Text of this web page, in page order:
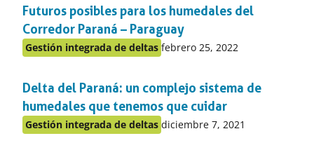
el
apartado
Futuros posibles para los humedales del
Corredor Paraná – Paraguay
Publicado
el
apartado
Gestión integrada de deltas Publicado
febrero 25, 2022
Delta del Paraná: un complejo sistema de
humedales que tenemos que cuidar
Publicado
Gestión integrada de deltas Publicado
diciembre 7, 2021